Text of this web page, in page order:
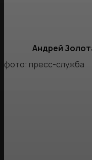
Андрей
фото: пресс-служба